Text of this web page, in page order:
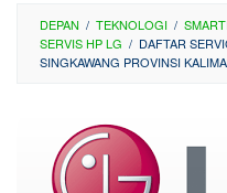
DEPAN / TEKNOLOGI /
SERVIS HP LG / DAFTAR
SINGKAWANG PROVINSI